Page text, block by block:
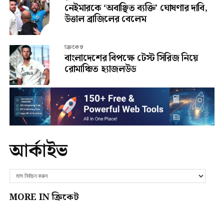
নেইমারকে ‘অবাঞ্ছিত ব্যক্তি’ ঘোষণার দাবি,
উত্তাল ব্রাজিলের বেলেম
ক্রিকেট
বাংলাদেশের বিপক্ষে টেস্ট সিরিজ নিয়ে
রোমাঞ্চিত হ্যাজলউড
আর্কাইভ
MORE IN ক্রিকেট